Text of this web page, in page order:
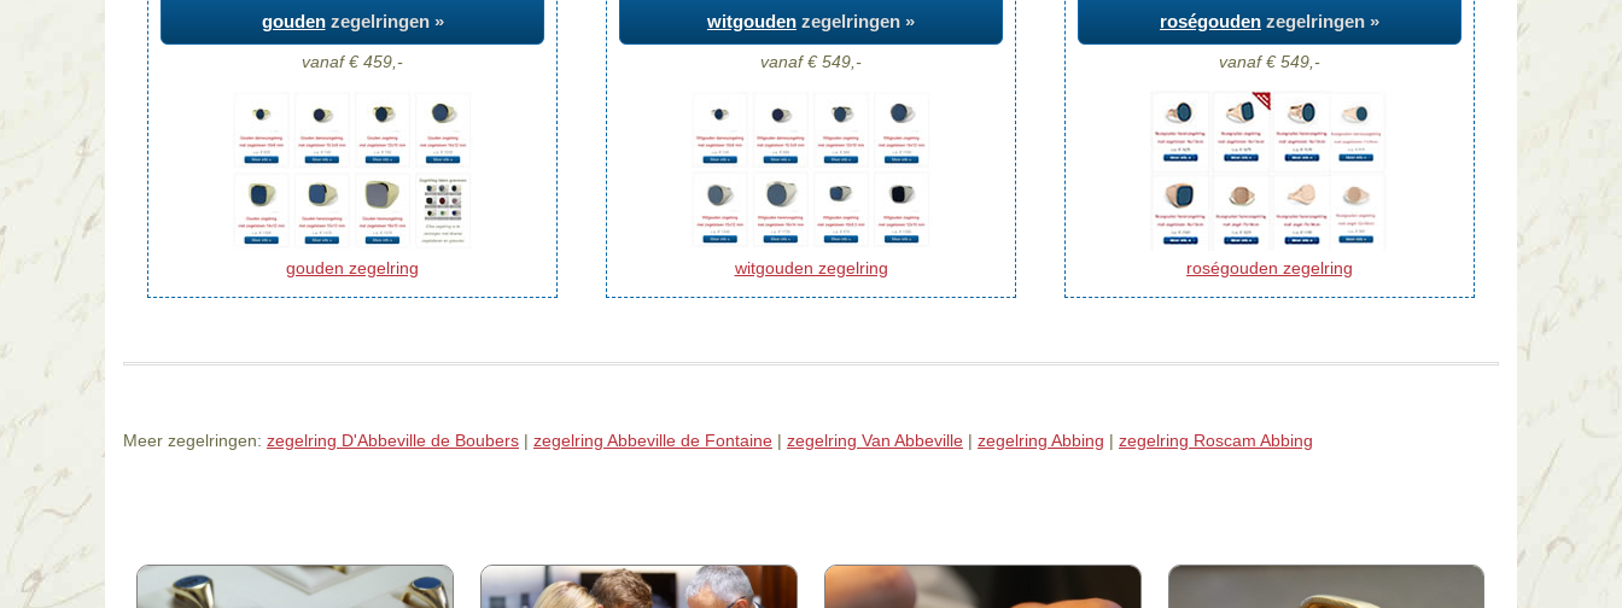
goudenzegelringen »
vanaf € 459,-
gouden zegelring
witgouden zegelringen »
vanaf € 549,-
witgouden zegelring
roségouden zegelringen »
vanaf € 549,-
roségouden zegelring
Meer zegelringen: zegelring D'Abbeville de Boubers | zegelring Abbeville de Fontaine | zegelring Van Abbeville | zegelring Abbing | zegelring Roscam Abbing